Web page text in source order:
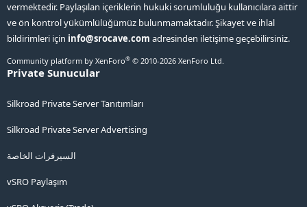
vermektedir. Paylaşılan içeriklerin hukuki sorumluluğu kullanıcılara aittir
ve ön kontrol yükümlülüğümüz bulunmamaktadır. Şikayet ve ihlal
bildirimleri için info@srocave.com adresinden iletişime geçebilirsiniz.
Community platform by XenForo® © 2010-2026 XenForo Ltd.
Private Sunucular
Silkroad Private Server Tanıtımları
Silkroad Private Server Advertising
السيرفرات الخاصة
vSRO Paylaşım